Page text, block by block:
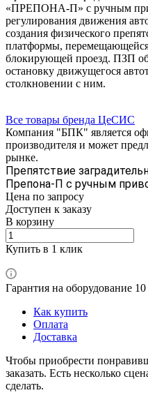
«ПРЕПОНА-П» с ручным
регулирования движения
создания физического
платформы,
блокирующей проезд. ПЗП
остановку движущегося
столкновении с ним.
Все товары бренда ЦеСИС
Компания "БПК" является
производителя и может
рынке.
Препятствие
Препона-П с ручным
Цена по запросу
Доступен к заказу
В корзину
Купить в 1 клик
Гарантия на оборудование 10
Как купить
Оплата
Доставка
Чтобы приобрести
заказать. Есть несколько
сделать.